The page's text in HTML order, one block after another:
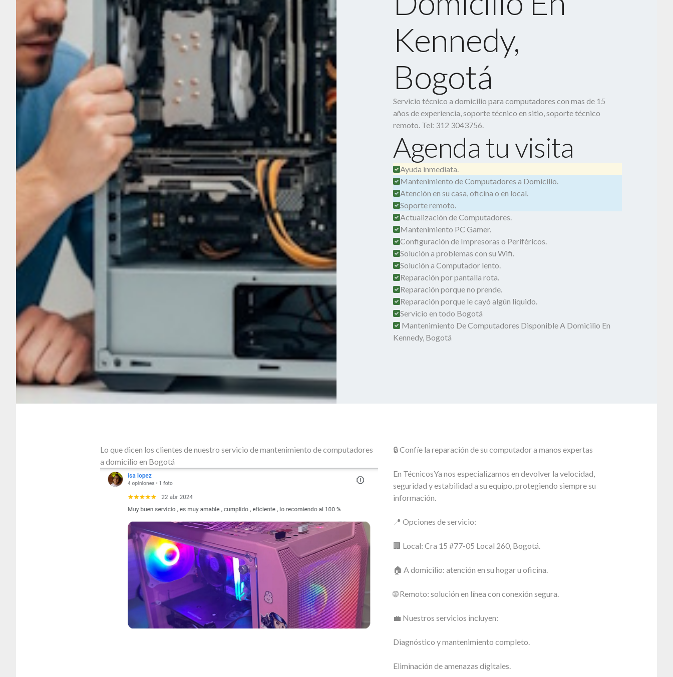
Kennedy,
Bogotá
Servicio técnico a domicilio para computadores con mas de 15
años de experiencia, soporte técnico en sitio, soporte técnico
remoto. Tel: 312 3043756.
Agenda tu visita
Ayuda inmediata.
Mantenimiento de Computadores a Domicilio.
Atención en su casa, oficina o en local.
Soporte remoto.
Actualización de Computadores.
Mantenimiento PC Gamer.
Configuración de Impresoras o Periféricos.
Solución a problemas con su Wifi.
Solución a Computador lento.
Reparación por pantalla rota.
Reparación porque no prende.
Reparación porque le cayó algún liquido.
Servicio en todo Bogotá
Mantenimiento De Computadores Disponible A Domicilio En
Kennedy, Bogotá
Lo que dicen los clientes de nuestro servicio de mantenimiento de computadores
a domicilio en Bogotá
🔒 Confíe la reparación de su computador a manos expertas
En TécnicosYa nos especializamos en devolver la velocidad,
seguridad y estabilidad a su equipo, protegiendo siempre su
información.
📍 Opciones de servicio:
🏢 Local: Cra 15 #77-05 Local 260, Bogotá.
🏠 A domicilio: atención en su hogar u oficina.
🌐 Remoto: solución en línea con conexión segura.
💼 Nuestros servicios incluyen:
Diagnóstico y mantenimiento completo.
Eliminación de amenazas digitales.